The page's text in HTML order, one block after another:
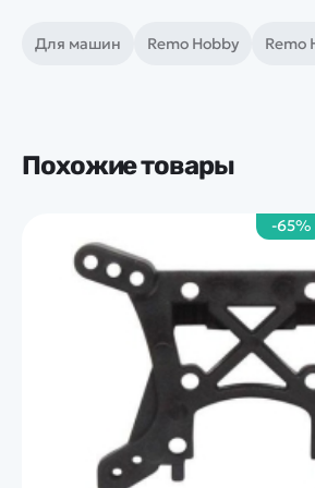
Для машин Remo Hobby Remo
Похожие товары
-65%